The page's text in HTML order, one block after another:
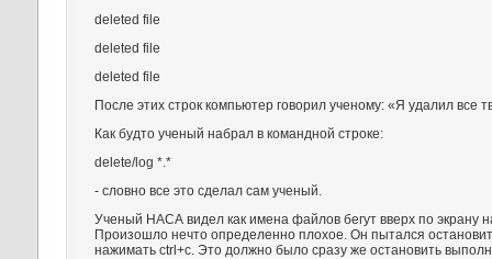
deleted file
deleted file
deleted file
После этих строк компьютер говорил ученому: «Я удалил все
Как будто ученый набрал в командной строке:
delete/log *.*
- словно все это сделал сам ученый.
Ученый НАСА видел как имена файлов бегут вверх по экрану
Произошло нечто определенно плохое. Он пытался
нажимать ctrl+c. Это должно было сразу же остановить